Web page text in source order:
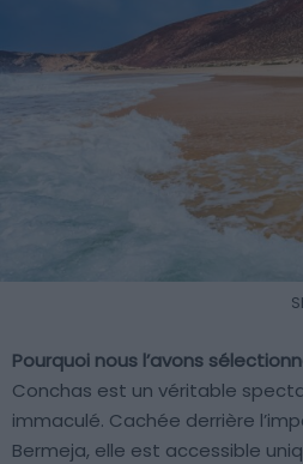
Pourquoi nous l’avons
Conchas est un véritable
immaculé. Cachée derrière
Bermeja, elle est accessible